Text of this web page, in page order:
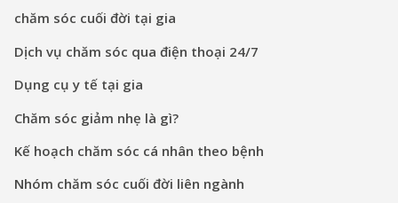
chăm sóc cuối đời tại gia
Dịch vụ chăm sóc qua điện thoại 24/7
Dụng cụ y tế tại gia
Chăm sóc giảm nhẹ là gì?
Kế hoạch chăm sóc cá nhân theo bệnh
Nhóm chăm sóc cuối đời liên ngành